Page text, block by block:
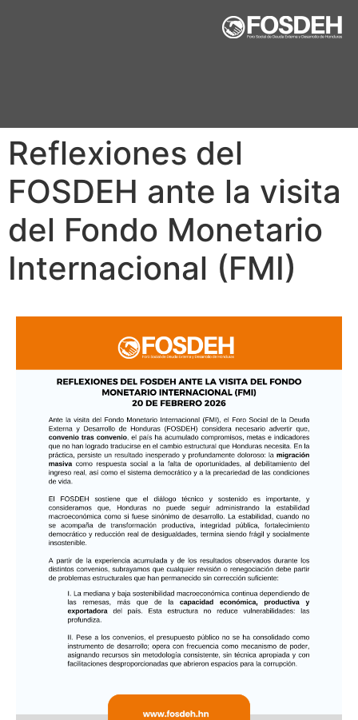
Reflexiones del
FOSDEH ante la visita
del Fondo Monetario
Internacional (FMI)